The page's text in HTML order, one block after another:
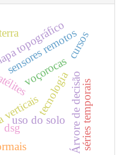
voçorocas
uso do solo Árvore de decisão
topográfico
séries temporais
sensores remotos
dsg
tecnologia
cursos